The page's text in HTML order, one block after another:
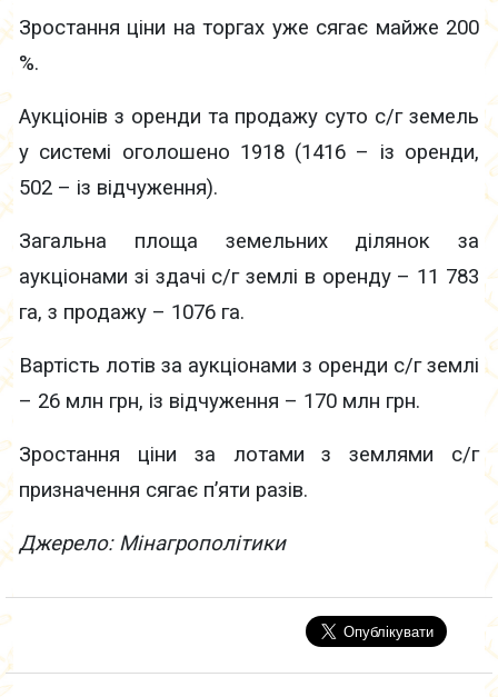
Зростання ціни на торгах уже сягає майже 200
%.
Аукціонів з оренди та продажу суто с/г земель
у системі оголошено 1918 (1416 – із оренди,
502 – із відчуження).
Загальна площа земельних ділянок за
аукціонами зі здачі с/г землі в оренду – 11 783
га, з продажу – 1076 га.
Вартість лотів за аукціонами з оренди с/г землі
– 26 млн грн, із відчуження – 170 млн грн.
Зростання ціни за лотами з землями с/г
призначення сягає п’яти разів.
Джерело: Мінагрополітики